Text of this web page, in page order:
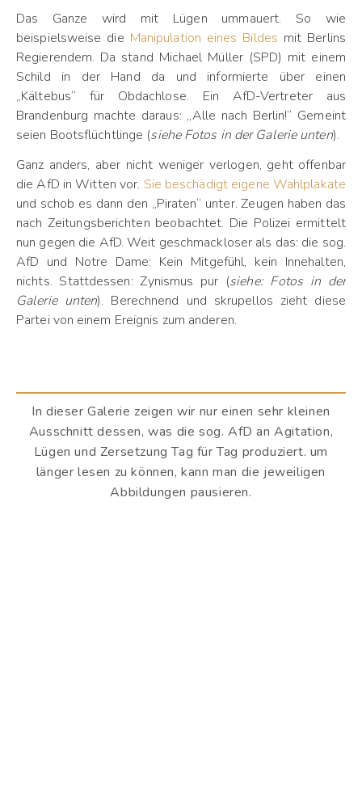
Das Ganze wird mit Lügen ummauert. So wie
beispielsweise die Manipulation eines Bildes mit Berlins
Regierendem. Da stand Michael Müller (SPD) mit einem
Schild in der Hand da und informierte über einen
„Kältebus“ für Obdachlose. Ein AfD-Vertreter aus
Brandenburg machte daraus: „Alle nach Berlin!“ Gemeint
seien Bootsflüchtlinge (siehe Fotos in der Galerie unten).
Ganz anders, aber nicht weniger verlogen, geht offenbar
die AfD in Witten vor. Sie beschädigt eigene Wahlplakate
und schob es dann den „Piraten“ unter. Zeugen haben das
nach Zeitungsberichten beobachtet. Die Polizei ermittelt
nun gegen die AfD. Weit geschmackloser als das: die sog.
AfD und Notre Dame: Kein Mitgefühl, kein Innehalten,
nichts. Stattdessen: Zynismus pur (siehe: Fotos in der
Galerie unten). Berechnend und skrupellos zieht diese
Partei von einem Ereignis zum anderen.
In dieser Galerie zeigen wir nur einen sehr kleinen
Ausschnitt dessen, was die sog. AfD an Agitation,
Lügen und Zersetzung Tag für Tag produziert. um
länger lesen zu können, kann man die jeweiligen
Abbildungen pausieren.